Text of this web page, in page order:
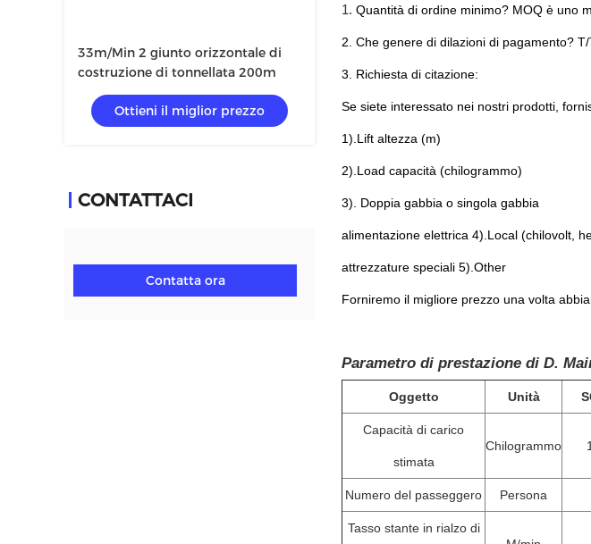
33m/Min 2 giunto orizzontale di
costruzione di tonnellata 200m
Ottieni il miglior prezzo
CONTATTACI
Contatta ora
1. Quantità di ordine minimo? MOQ è uno
2. Che genere di dilazioni di pagamento?
3. Richiesta di citazione:
Se siete interessato nei nostri prodotti,
1).Lift altezza (m)
2).Load capacità (chilogrammo)
3). Doppia gabbia o singola gabbia
alimentazione elettrica 4).Local (chilovolt,
attrezzature speciali 5).Other
Forniremo il migliore prezzo una volta
Parametro di prestazione di D.
Oggetto Unità
Capacità di carico
stimata
Chilogrammo
Numero del passeggero Persona
Tasso stante in rialzo di